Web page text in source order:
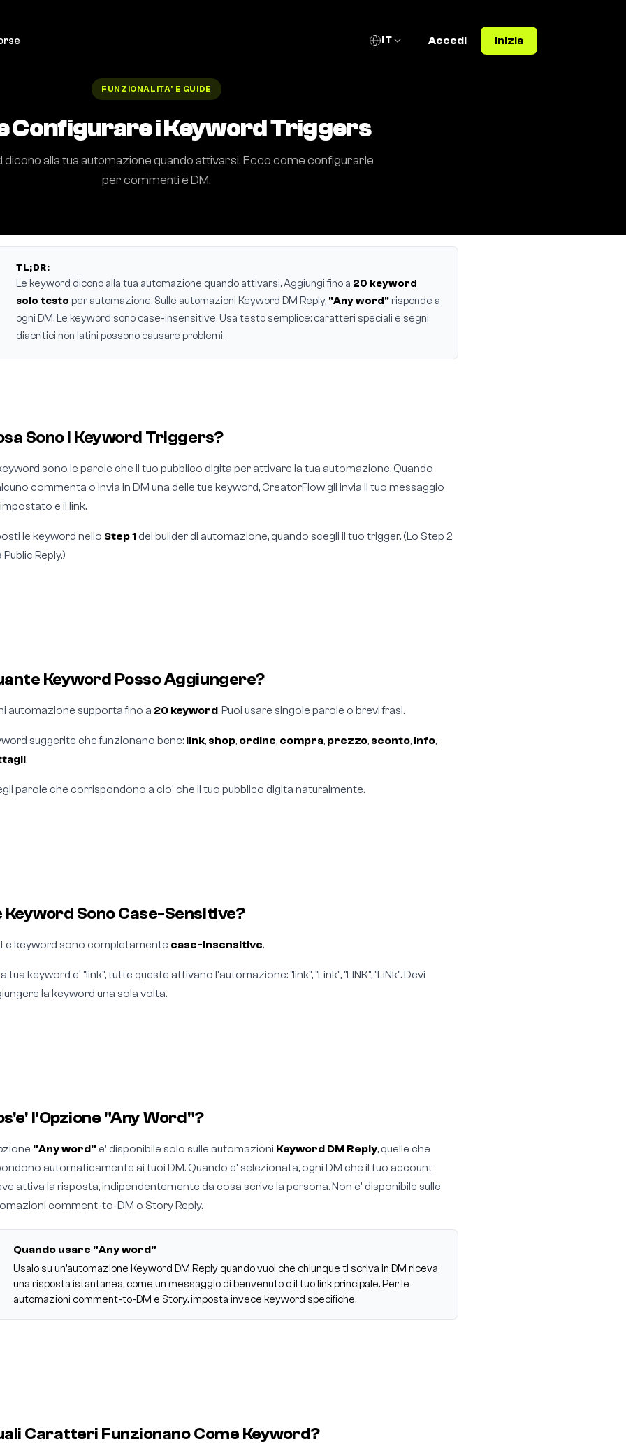
IT Accedi Inizia
FUNZIONALITA' E GUIDE
Configurare i Keyword Triggers
dicono alla tua automazione quando attivarsi. Ecco come configurarle
per commenti e DM.
TL;DR:
Le keyword dicono alla tua automazione quando attivarsi. Aggiungi fino a 20 keyword
solo testo per automazione. Sulle automazioni Keyword DM Reply, "Any word" risponde a
ogni DM. Le keyword sono case-insensitive. Usa testo semplice: caratteri speciali e segni
diacritici non latini possono causare problemi.
Sono i Keyword Triggers?
sono le parole che il tuo pubblico digita per attivare la tua automazione. Quando
commenta o invia in DM una delle tue keyword, CreatorFlow gli invia il tuo messaggio
e il link.
le keyword nello Step 1 del builder di automazione, quando scegli il tuo trigger. (Lo Step 2
Public Reply.)
Keyword Posso Aggiungere?
automazione supporta fino a 20 keyword. Puoi usare singole parole o brevi frasi.
suggerite che funzionano bene: link, shop, ordine, compra, prezzo, sconto, info,
.
parole che corrispondono a cio' che il tuo pubblico digita naturalmente.
Keyword Sono Case-Sensitive?
Le keyword sono completamente case-insensitive.
tua keyword e' "link", tutte queste attivano l'automazione: "link", "Link", "LINK", "LiNk". Devi
la keyword una sola volta.
l'Opzione "Any Word"?
"Any word" e' disponibile solo sulle automazioni Keyword DM Reply, quelle che
automaticamente ai tuoi DM. Quando e' selezionata, ogni DM che il tuo account
attiva la risposta, indipendentemente da cosa scrive la persona. Non e' disponibile sulle
comment-to-DM o Story Reply.
Quando usare "Any word"
Usalo su un'automazione Keyword DM Reply quando vuoi che chiunque ti scriva in DM riceva
una risposta istantanea, come un messaggio di benvenuto o il tuo link principale. Per le
automazioni comment-to-DM e Story, imposta invece keyword specifiche.
Caratteri Funzionano Come Keyword?